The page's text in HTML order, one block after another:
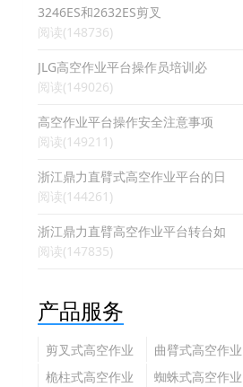
3246ES和2632ES剪叉
阅读(148736)
JLG高空作业平台操作员培训必
阅读(149026)
高空作业平台操作安全注意事项
阅读(149211)
浙江鼎力直臂式高空作业平台的日
阅读(144261)
浙江鼎力直臂高空作业平台转台如
阅读(147835)
产品服务
剪叉式高空作业
平台
曲臂式高空作业
平台
桅柱式高空作业
蜘蛛式高空作业